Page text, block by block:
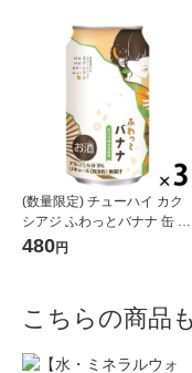
(数量限定) チューハイ カク
シアジ ふわっとバナナ 缶 35
0ml 3本
480円
こちらの商品